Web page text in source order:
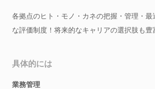
各拠点のヒト・モノ・カネの把握・管理・
な評価制度！将来的なキャリアの選択肢も
具体的には
業務管理